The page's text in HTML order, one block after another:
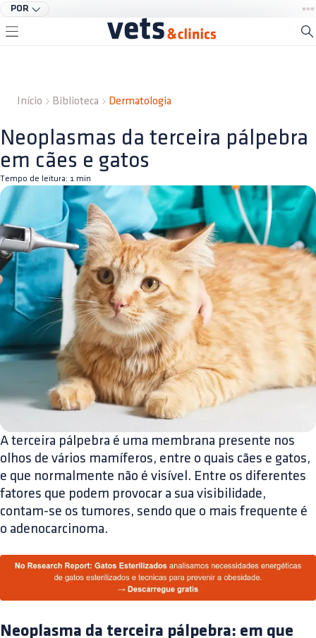
POR
Início Biblioteca Dermatologia
Neoplasmas da terceira pálpebra
em cães e gatos
Tempo de leitura: 1 min
A terceira pálpebra é uma membrana presente nos
olhos de vários mamíferos, entre o quais cães e gatos,
e que normalmente não é visível. Entre os diferentes
fatores que podem provocar a sua visibilidade,
contam-se os tumores, sendo que o mais frequente é
o adenocarcinoma.
Neoplasma da terceira pálpebra: em que